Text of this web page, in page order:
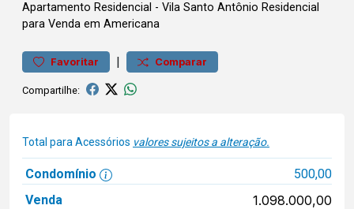
Apartamento Residencial - Vila Santo Antônio Residencial
para Venda em Americana
Favoritar | Comparar
Compartilhe:
Total para Acessórios valores sujeitos a alteração.
Condomínio
500,00
Venda
1.098.000,00